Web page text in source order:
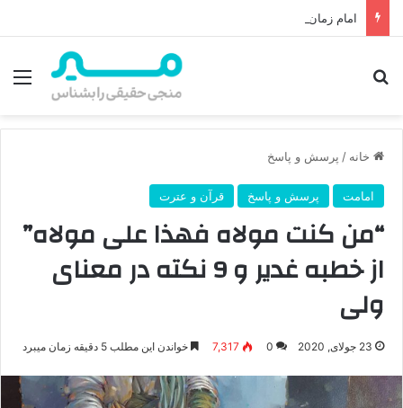
خانه / پرسش و پاسخ
امامت پرسش و پاسخ قرآن و عترت
“من کنت مولاه فهذا علی مولاه”
از خطبه غدیر و 9 نکته در معنای
ولی
23 جولای, 2020 0
7,317 خواندن این مطلب 5 دقیقه زمان میبرد